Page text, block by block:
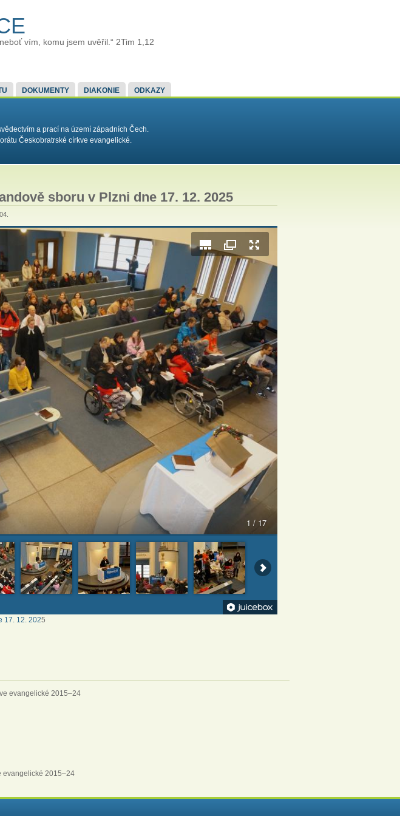
vím, komu jsem uvěřil.“ 2Tim 1,12
DOKUMENTY DIAKONIE ODKAZY
a prací na území západních Čech.
Českobratrské církve evangelické.
sboru v Plzni dne 17. 12. 2025
1 / 17
17. 12. 2025
evangelické 2015–24
evangelické 2015–24